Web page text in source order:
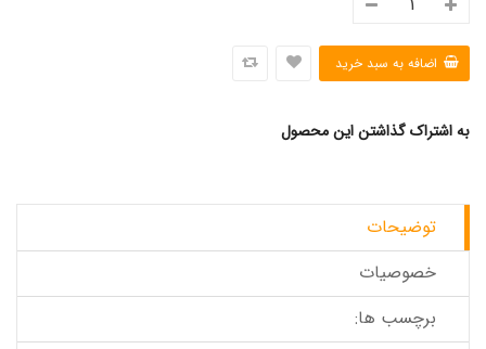
به اشتراک گذاشتن این محصول
توضیحات
خصوصیات
برچسب ها: